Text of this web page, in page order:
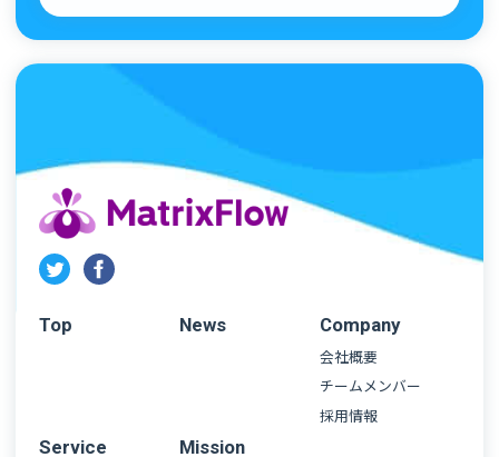
Top News
Company
会社概要
チームメンバー
採用情報
Service
Mission